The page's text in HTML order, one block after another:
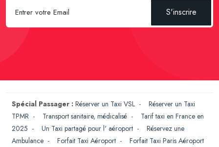
S'inscrire
Spécial Passager : Réserver un Taxi VSL - Réserver un Taxi
TPMR - Transport sanitaire, médicalisé - Tarif taxi en France en
2025 - Un Taxi partagé pour l' aéroport - Réservez une
Ambulance - Forfait Taxi Aéroport - Forfait Taxi Paris Aéroport